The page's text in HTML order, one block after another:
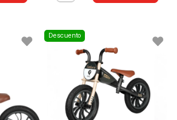
Descuento